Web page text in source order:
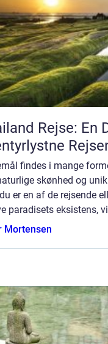
Rejse: En
findes i mange
skønhed og
er en af de rejsende
paradisets eksistens,
Mortensen